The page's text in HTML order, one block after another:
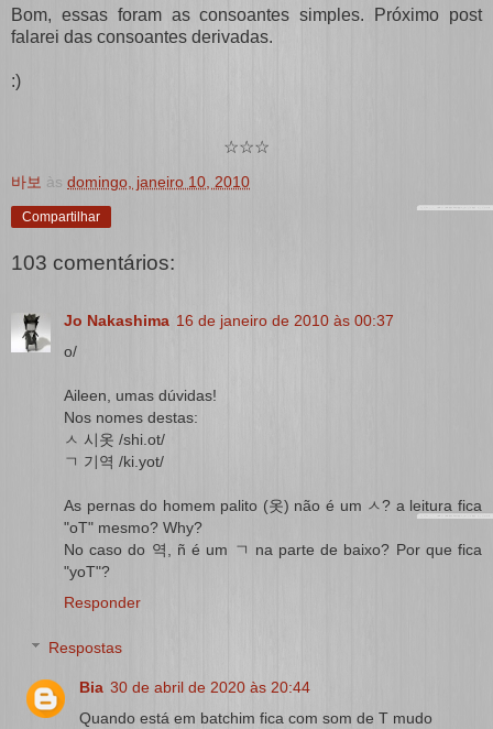
Bom, essas foram as consoantes simples. Próximo post
falarei das consoantes derivadas.
:)
☆☆☆
바보 às domingo, janeiro 10, 2010
Compartilhar
103 comentários:
Jo Nakashima 16 de janeiro de 2010 às 00:37
o/
Aileen, umas dúvidas!
Nos nomes destas:
ㅅ 시옷 /shi.ot/
ㄱ 기역 /ki.yot/
As pernas do homem palito (옷) não é um ㅅ? a leitura fica
"oT" mesmo? Why?
No caso do 역, ñ é um ㄱ na parte de baixo? Por que fica
"yoT"?
Responder
Respostas
Bia 30 de abril de 2020 às 20:44
Quando está em batchim fica com som de T mudo